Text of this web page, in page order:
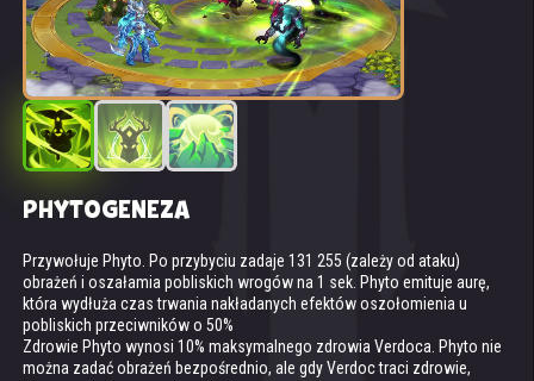
PHYTOGENEZA
Przywołuje Phyto. Po przybyciu zadaje 131 255 (zależy od ataku)
obrażeń i oszałamia pobliskich wrogów na 1 sek. Phyto emituje aurę,
która wydłuża czas trwania nakładanych efektów oszołomienia u
pobliskich przeciwników o 50%
Zdrowie Phyto wynosi 10% maksymalnego zdrowia Verdoca. Phyto nie
można zadać obrażeń bezpośrednio, ale gdy Verdoc traci zdrowie,
WIĘZY DUCHOWE: ZIEMIA
Verdoc i Phyto tworzy głęboką więź z żywiołem ziemi. W celu aktywacji
totemu liczą się jako 2 tytani ziemi. Dzięki łączącym ich więzom, w
walce generują o 20% więcej energii do aktywacji Totemu Ziemi.
Dowiedz się więcej o powiązanych umiejętnościach w Centrum
pomocy.
ZIEMIA
PIEŚŃ STAROŻYTNYCH GÓR (TOTEM DUCHA
Dostępne, jeśli twoja drużyna ma co najmniej 3 tytanów ziemi na polu
bitwy.
Tworzy na polu bitwy kryształową barierę. Bariera chroni wszystkich
sojuszników przed wszelkimi atakami. Bariera traci wytrzymałość